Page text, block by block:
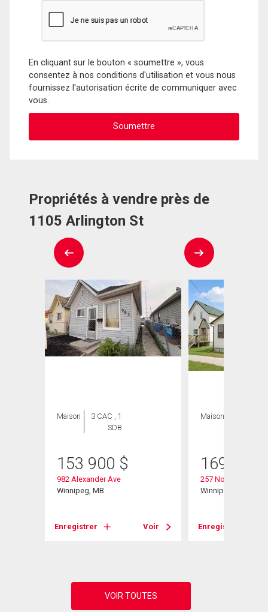
En cliquant sur le bouton « soumettre », vous
consentez à nos conditions d'utilisation et vous nous
fournissez l'autorisation écrite de communiquer avec
vous.
Propriétés à vendre près de
1105 Arlington St
Maison
3 CAC , 1
SDB
153 900 $
982 Alexander Ave
Winnipeg, MB
Enregistrer Voir
Maison
169 900
257 Nora St
Winnipeg, MB
Enregistrer